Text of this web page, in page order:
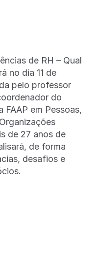
de RH – Qual
no dia 11 de
pelo professor
do
em Pessoas,
de 27 anos de
de forma
desafios e